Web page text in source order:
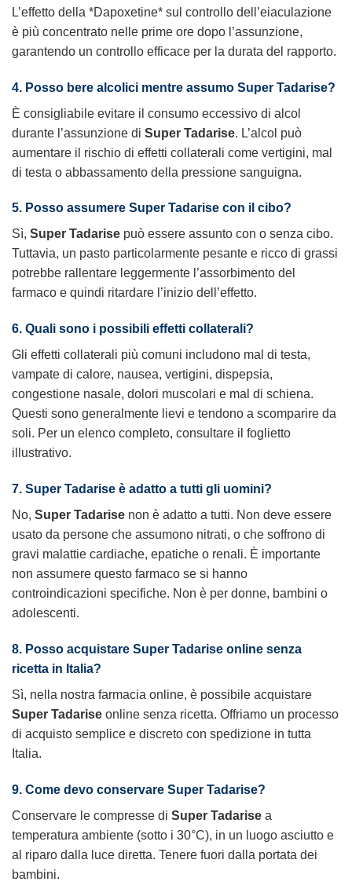
L’effetto della *Dapoxetine* sul controllo dell’eiaculazione
è più concentrato nelle prime ore dopo l’assunzione,
garantendo un controllo efficace per la durata del rapporto.
4. Posso bere alcolici mentre assumo Super Tadarise?
È consigliabile evitare il consumo eccessivo di alcol
durante l’assunzione di Super Tadarise. L’alcol può
aumentare il rischio di effetti collaterali come vertigini, mal
di testa o abbassamento della pressione sanguigna.
5. Posso assumere Super Tadarise con il cibo?
Sì, Super Tadarise può essere assunto con o senza cibo.
Tuttavia, un pasto particolarmente pesante e ricco di grassi
potrebbe rallentare leggermente l’assorbimento del
farmaco e quindi ritardare l’inizio dell’effetto.
6. Quali sono i possibili effetti collaterali?
Gli effetti collaterali più comuni includono mal di testa,
vampate di calore, nausea, vertigini, dispepsia,
congestione nasale, dolori muscolari e mal di schiena.
Questi sono generalmente lievi e tendono a scomparire da
soli. Per un elenco completo, consultare il foglietto
illustrativo.
7. Super Tadarise è adatto a tutti gli uomini?
No, Super Tadarise non è adatto a tutti. Non deve essere
usato da persone che assumono nitrati, o che soffrono di
gravi malattie cardiache, epatiche o renali. È importante
non assumere questo farmaco se si hanno
controindicazioni specifiche. Non è per donne, bambini o
adolescenti.
8. Posso acquistare Super Tadarise online senza
ricetta in Italia?
Sì, nella nostra farmacia online, è possibile acquistare
Super Tadarise online senza ricetta. Offriamo un processo
di acquisto semplice e discreto con spedizione in tutta
Italia.
9. Come devo conservare Super Tadarise?
Conservare le compresse di Super Tadarise a
temperatura ambiente (sotto i 30°C), in un luogo asciutto e
al riparo dalla luce diretta. Tenere fuori dalla portata dei
bambini.